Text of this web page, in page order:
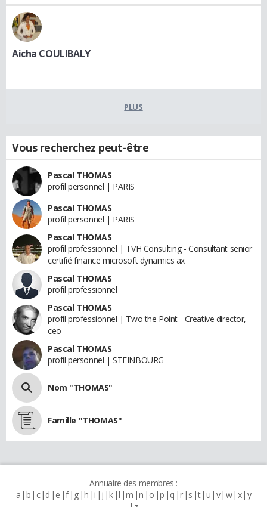
Aicha COULIBALY
PLUS
Vous recherchez peut-être
Pascal THOMAS
profil personnel | PARIS
Pascal THOMAS
profil personnel | PARIS
Pascal THOMAS
profil professionnel | TVH Consulting - Consultant senior
certifié finance microsoft dynamics ax
Pascal THOMAS
profil professionnel
Pascal THOMAS
profil professionnel | Two the Point - Creative director,
ceo
Pascal THOMAS
profil personnel | STEINBOURG
Nom "THOMAS"
Famille "THOMAS"
Annuaire des membres :
a b c d e f g h i j k l m n o p q r s t u v w x y